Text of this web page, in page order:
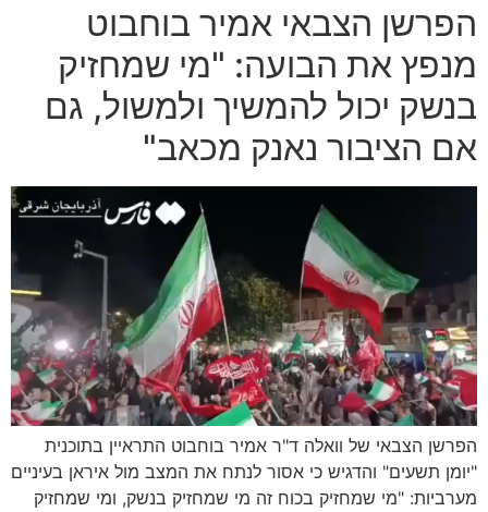
הפרשן הצבאי אמיר בוחבוט
מנפץ את הבועה: "מי שמחזיק
בנשק יכול להמשיך ולמשול, גם
אם הציבור נאנק מכאב"
הפרשן הצבאי של וואלה ד"ר אמיר בוחבוט התראיין בתוכנית
"יומן תשעים" והדגיש כי אסור לנתח את המצב מול איראן בעיניים
מערביות: "מי שמחזיק בכוח זה מי שמחזיק בנשק, ומי שמחזיק